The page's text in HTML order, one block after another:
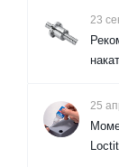
23
25